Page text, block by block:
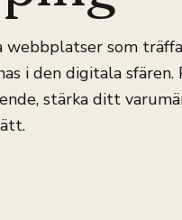
webbplatser som
i den digitala sfären.
stärka ditt